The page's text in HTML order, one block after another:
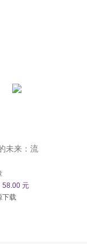
未来：流
58.00 元
下载